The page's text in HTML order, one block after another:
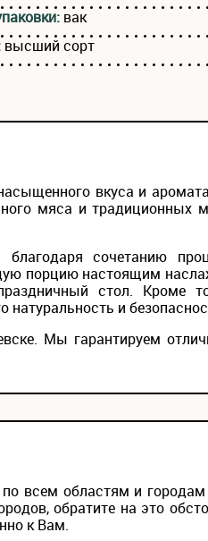
вак
высший сорт
вкуса и
мяса и традиционных
сочетанию
порцию настоящим
стол. Кроме
натуральность и
Мы гарантируем
всем областям и
обратите на это
к Вам.